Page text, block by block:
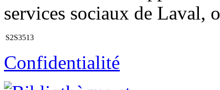
services sociaux de Laval,
S2S3513
Confidentialité